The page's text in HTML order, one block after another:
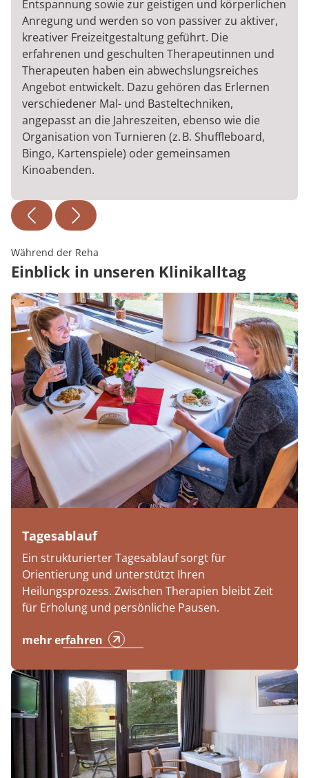
Entspannung sowie zur geistigen und körperlichen
Anregung und werden so von passiver zu aktiver,
kreativer Freizeitgestaltung geführt. Die
erfahrenen und geschulten Therapeutinnen und
Therapeuten haben ein abwechslungsreiches
Angebot entwickelt. Dazu gehören das Erlernen
verschiedener Mal- und Basteltechniken,
angepasst an die Jahreszeiten, ebenso wie die
Organisation von Turnieren (z. B. Shuffleboard,
Bingo, Kartenspiele) oder gemeinsamen
Kinoabenden.
Während der Reha
Einblick in unseren Klinikalltag
Tagesablauf
Ein strukturierter Tagesablauf sorgt für
Orientierung und unterstützt Ihren
Heilungsprozess. Zwischen Therapien bleibt Zeit
für Erholung und persönliche Pausen.
mehr erfahren